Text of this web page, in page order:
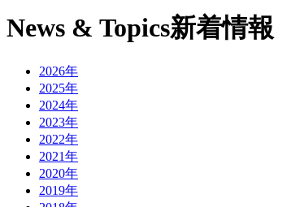
News & Topics新着情報
2026年
2025年
2024年
2023年
2022年
2021年
2020年
2019年